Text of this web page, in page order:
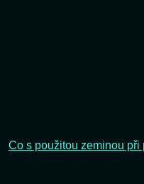
Co s použitou zeminou